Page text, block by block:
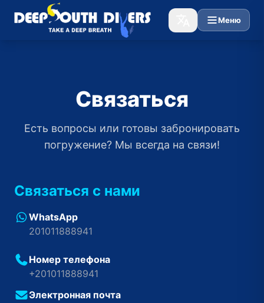
Меню
Связаться
Есть вопросы или готовы забронировать
погружение? Мы всегда на связи!
Связаться с нами
WhatsApp
201011888941
Номер телефона
+201011888941
Электронная почта